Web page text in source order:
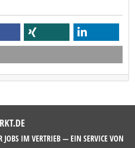
JOBS IM VERTRIEB — EIN SERVICE VON